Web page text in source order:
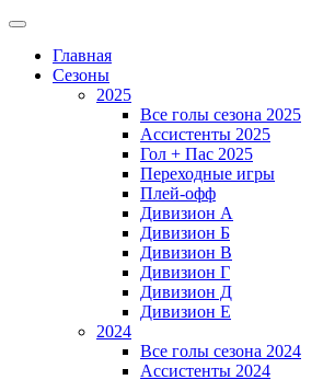
Главная
Сезоны
2025
Все голы сезона 2025
Ассистенты 2025
Гол + Пас 2025
Переходные игры
Плей-офф
Дивизион A
Дивизион Б
Дивизион В
Дивизион Г
Дивизион Д
Дивизион Е
2024
Все голы сезона 2024
Ассистенты 2024